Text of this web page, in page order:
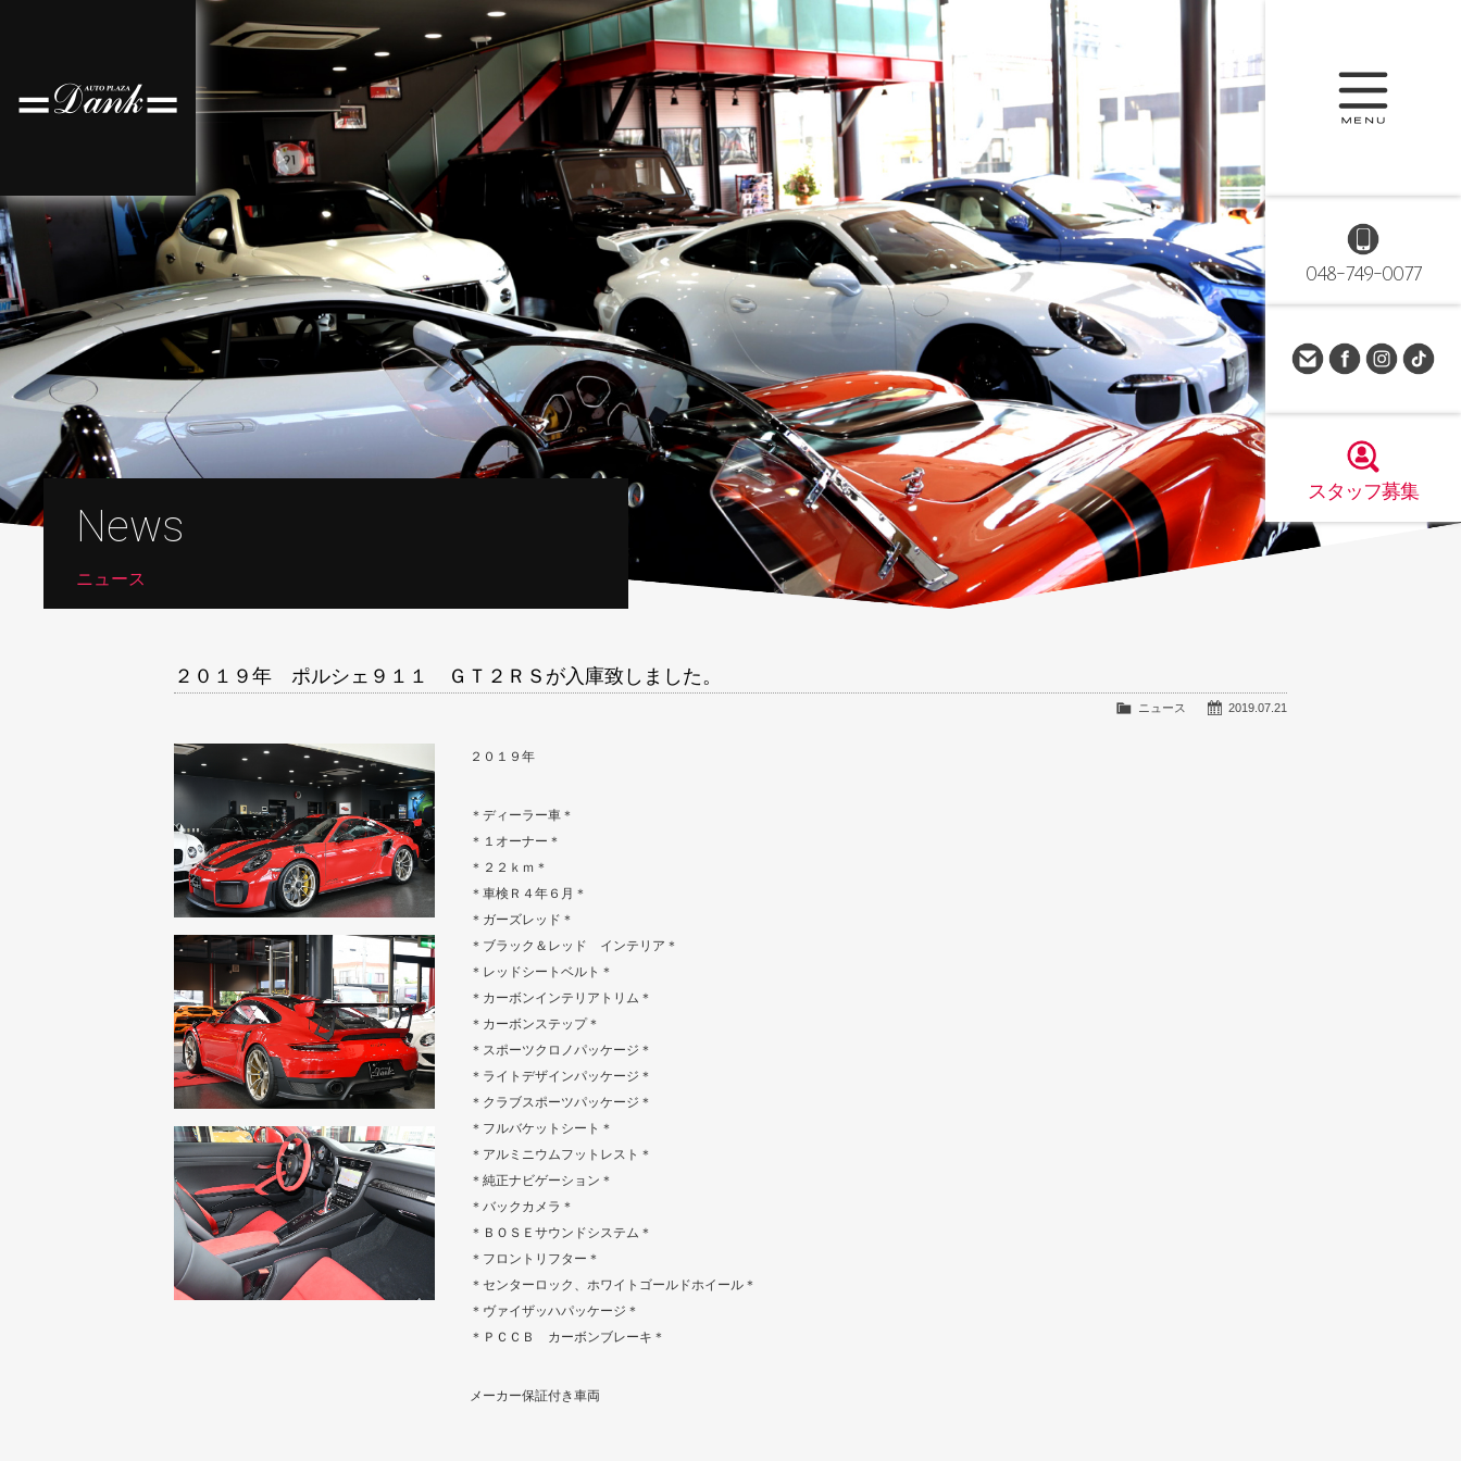
048-749-0077
スタッフ募集
News
ニュース
２０１９年 ポルシェ９１１ ＧＴ２ＲＳが入庫致しました。
2019.07.21
ニュース
２０１９年
＊ディーラー車＊
＊１オーナー＊
＊２２ｋｍ＊
＊車検Ｒ４年６月＊
＊ガーズレッド＊
＊ブラック＆レッド インテリア＊
＊レッドシートベルト＊
＊カーボンインテリアトリム＊
＊カーボンステップ＊
＊スポーツクロノパッケージ＊
＊ライトデザインパッケージ＊
＊クラブスポーツパッケージ＊
＊フルバケットシート＊
＊アルミニウムフットレスト＊
＊純正ナビゲーション＊
＊バックカメラ＊
＊ＢＯＳＥサウンドシステム＊
＊フロントリフター＊
＊センターロック、ホワイトゴールドホイール＊
＊ヴァイザッハパッケージ＊
＊ＰＣＣＢ カーボンブレーキ＊
メーカー保証付き車両